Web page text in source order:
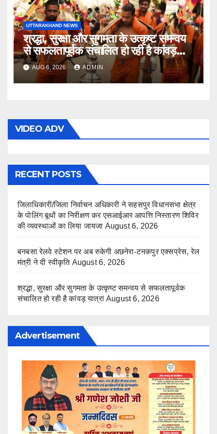
UTTARAKHAND NEWS
श्रद्धा, सुरक्षा और सुगमता के उत्कृष्ट समन्वय
से सफलतापूर्वक संचालित हो रही है कांवड़
यात्रा
AUG 6, 2026 ADMIN
VIDEO ADV
RECENT POSTS
जिलाधिकारी/जिला निर्वाचन अधिकारी ने सहसपुर विधानसभा क्षेत्र
के पोलिंग बूथों का निरीक्षण कर एसआईआर आपत्ति निस्तारण शिविर
की व्यवस्थाओं का लिया जायजा August 6, 2026
बनबसा रेलवे स्टेशन पर अब रुकेगी अछनेरा-टनकपुर एक्सप्रेस, रेल
मंत्री ने दी स्वीकृति August 6, 2026
श्रद्धा, सुरक्षा और सुगमता के उत्कृष्ट समन्वय से सफलतापूर्वक
संचालित हो रही है कांवड़ यात्रा August 6, 2026
Advertisement